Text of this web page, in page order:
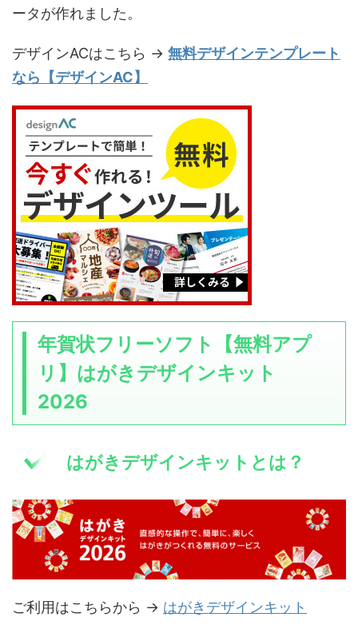
ータが作れました。
デザインACはこちら → 無料デザインテンプレート
なら【デザインAC】
年賀状フリーソフト【無料アプ
リ】はがきデザインキット
2026
はがきデザインキットとは？
ご利用はこちらから → はがきデザインキット